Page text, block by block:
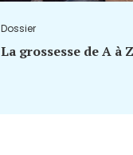
Dossier
La grossesse de A à Z